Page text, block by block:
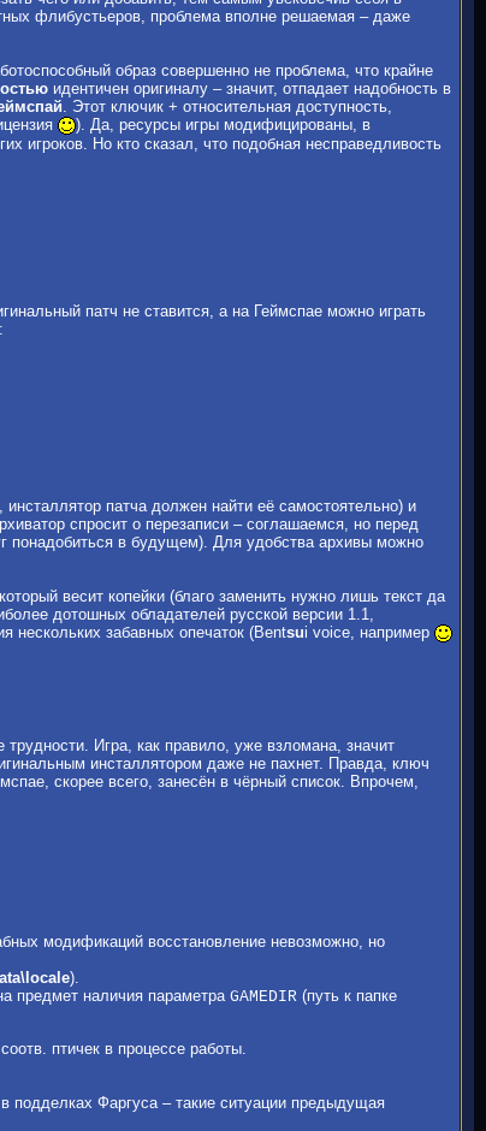
флибустьеров, проблема вполне решаемая – даже
образ совершенно не проблема, что крайне
идентичен оригиналу – значит, отпадает надобность в
. Этот ключик + относительная доступность,
). Да, ресурсы игры модифицированы, в
игроков. Но кто сказал, что подобная несправедливость
патч не ставится, а на Геймспае можно играть
патча должен найти её самостоятельно) и
спросит о перезаписи – соглашаемся, но перед
понадобиться в будущем). Для удобства архивы можно
весит копейки (благо заменить нужно лишь текст да
дотошных обладателей русской версии 1.1,
нескольких забавных опечаток (Bentsui voice, например
Игра, как правило, уже взломана, значит
инсталлятором даже не пахнет. Правда, ключ
скорее всего, занесён в чёрный список. Впрочем,
модификаций восстановление невозможно, но
).
предмет наличия параметра GAMEDIR (путь к папке
птичек в процессе работы.
подделках Фаргуса – такие ситуации предыдущая